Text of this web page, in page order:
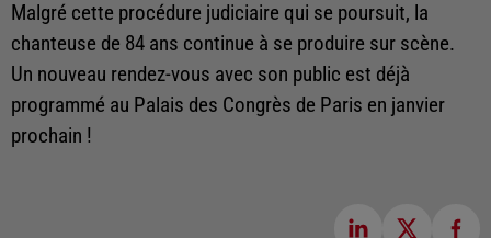
Malgré cette procédure judiciaire qui se poursuit, la
chanteuse de 84 ans continue à se produire sur scène.
Un nouveau rendez-vous avec son public est déjà
programmé au Palais des Congrès de Paris en janvier
prochain !